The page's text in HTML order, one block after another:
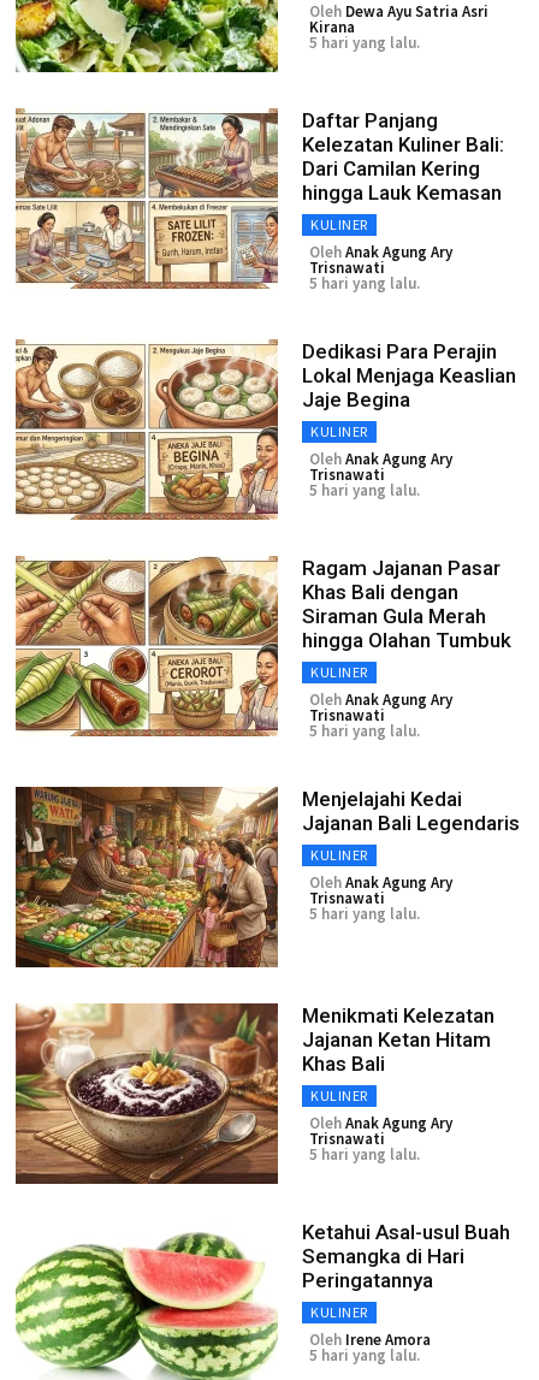
Oleh Dewa Ayu Satria Asri
Kirana
5 hari yang lalu.
Daftar Panjang
Kelezatan Kuliner Bali:
Dari Camilan Kering
hingga Lauk Kemasan
KULINER
OlehAnak Agung Ary
Trisnawati
5 hari yang lalu.
Dedikasi Para Perajin
Lokal Menjaga Keaslian
Jaje Begina
KULINER
OlehAnak Agung Ary
Trisnawati
5 hari yang lalu.
Ragam Jajanan Pasar
Khas Bali dengan
Siraman Gula Merah
hingga Olahan Tumbuk
KULINER
OlehAnak Agung Ary
Trisnawati
5 hari yang lalu.
Menjelajahi Kedai
Jajanan Bali Legendaris
KULINER
OlehAnak Agung Ary
Trisnawati
5 hari yang lalu.
Menikmati Kelezatan
Jajanan Ketan Hitam
Khas Bali
KULINER
OlehAnak Agung Ary
Trisnawati
5 hari yang lalu.
Ketahui Asal-usul Buah
Semangka di Hari
Peringatannya
KULINER
Oleh Irene Amora
5 hari yang lalu.